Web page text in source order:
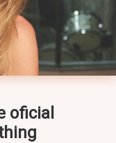
oficial